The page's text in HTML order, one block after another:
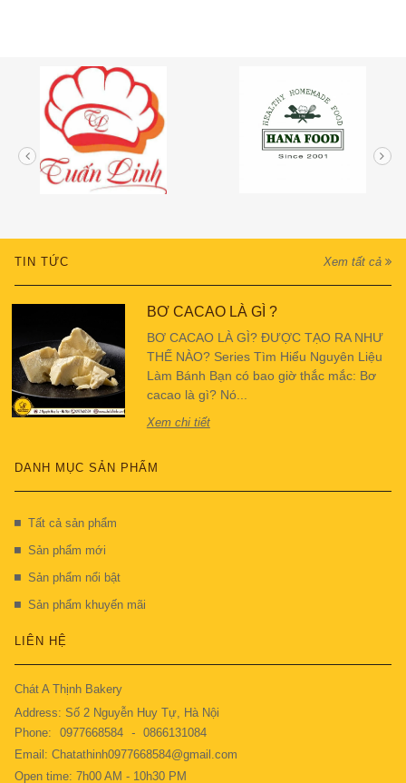
TIN TỨC Xem tất cả
BƠ CACAO LÀ GÌ ?
BƠ CACAO LÀ GÌ? ĐƯỢC TẠO RA NHƯ
THẾ NÀO? Series Tìm Hiểu Nguyên Liệu
Làm Bánh Bạn có bao giờ thắc mắc: Bơ
cacao là gì? Nó...
Xem chi tiết
DANH MỤC SẢN PHẨM
Tất cả sản phẩm
Sản phẩm mới
Sản phẩm nổi bật
Sản phẩm khuyến mãi
LIÊN HỆ
Chát A Thịnh Bakery
Address: Số 2 Nguyễn Huy Tự, Hà Nội
Phone:
0977668584 -
0866131084
Email: Chatathinh0977668584@gmail.com
Open time: 7h00 AM - 10h30 PM